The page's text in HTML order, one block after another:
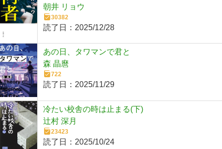
朝井 リョウ
30382
読了日： 2025/12/28
あの日、タワマンで君と
森 晶麿
722
読了日： 2025/11/29
冷たい校舎の時は止まる(下)
辻村 深月
23423
読了日： 2025/10/24